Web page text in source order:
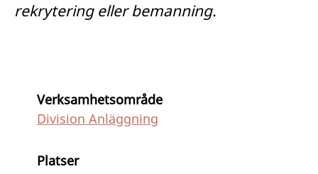
rekrytering eller bemanning.
Verksamhetsområde
Division Anläggning
Platser